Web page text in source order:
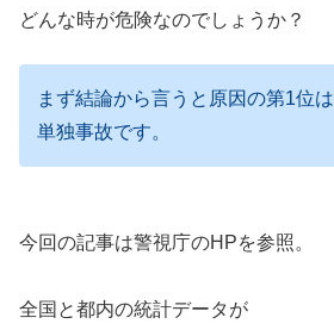
どんな時が危険なのでしょうか？
まず結論から言うと原因の第1位は
単独事故です。
今回の記事は警視庁のHPを参照。
全国と都内の統計データが